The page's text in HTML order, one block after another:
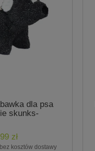
dla psa
skunks-
zł
kosztów dostawy